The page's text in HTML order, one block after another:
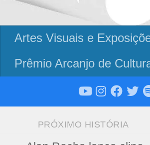
Artes Visuais e
Prêmio Arcanjo de
PRÓXIMO HISTÓRIA